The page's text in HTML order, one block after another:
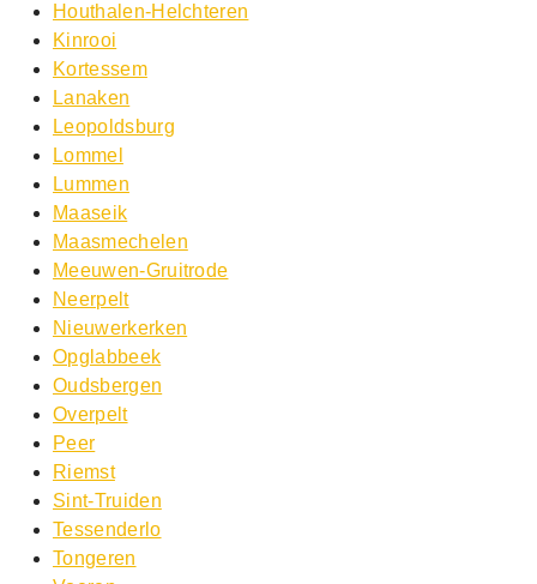
Houthalen-Helchteren
Kinrooi
Kortessem
Lanaken
Leopoldsburg
Lommel
Lummen
Maaseik
Maasmechelen
Meeuwen-Gruitrode
Neerpelt
Nieuwerkerken
Opglabbeek
Oudsbergen
Overpelt
Peer
Riemst
Sint-Truiden
Tessenderlo
Tongeren